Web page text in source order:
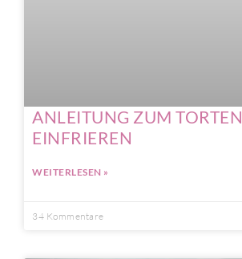
ANLEITUNG ZUM TORTEN
EINFRIEREN
WEITERLESEN »
34 Kommentare